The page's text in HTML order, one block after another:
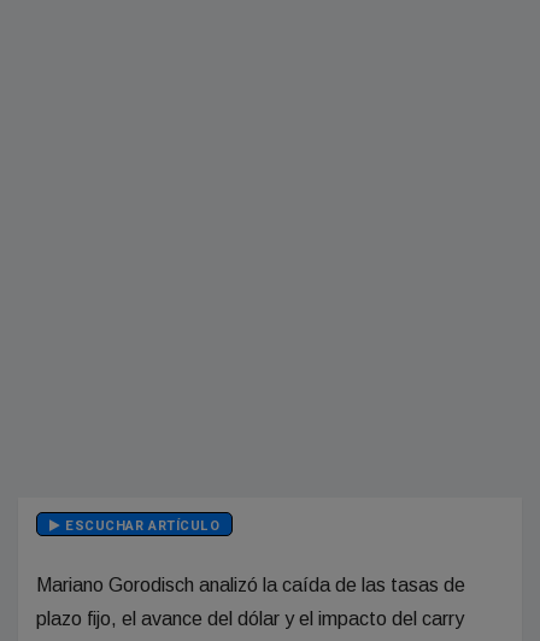
ESCUCHAR ARTÍCULO
Mariano Gorodisch analizó la caída de las tasas de
plazo fijo, el avance del dólar y el impacto del carry